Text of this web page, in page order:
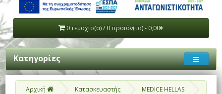
0 τεμάχιο(α) / 0 προϊόν(τα) - 0,00€
Κατηγορίες
Αρχική Κατασκευαστής MEDICE HELLAS